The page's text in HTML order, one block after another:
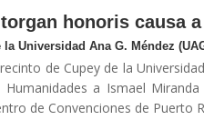
honoris causa
la Universidad Ana G. Méndez
de Cupey de la
Humanidades a Ismael
de Convenciones de Puerto